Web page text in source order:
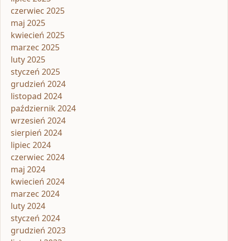
czerwiec 2025
maj 2025
kwiecień 2025
marzec 2025
luty 2025
styczeń 2025
grudzień 2024
listopad 2024
październik 2024
wrzesień 2024
sierpień 2024
lipiec 2024
czerwiec 2024
maj 2024
kwiecień 2024
marzec 2024
luty 2024
styczeń 2024
grudzień 2023